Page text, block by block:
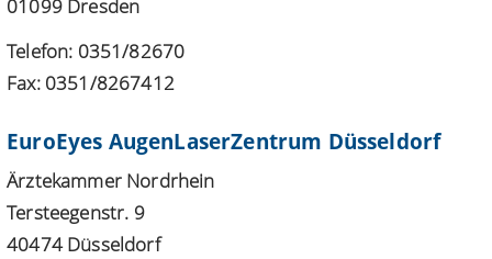
01099 Dresden
Telefon: 0351/82670
Fax: 0351/8267412
EuroEyes AugenLaserZentrum Düsseldorf
Ärztekammer Nordrhein
Tersteegenstr. 9
40474 Düsseldorf